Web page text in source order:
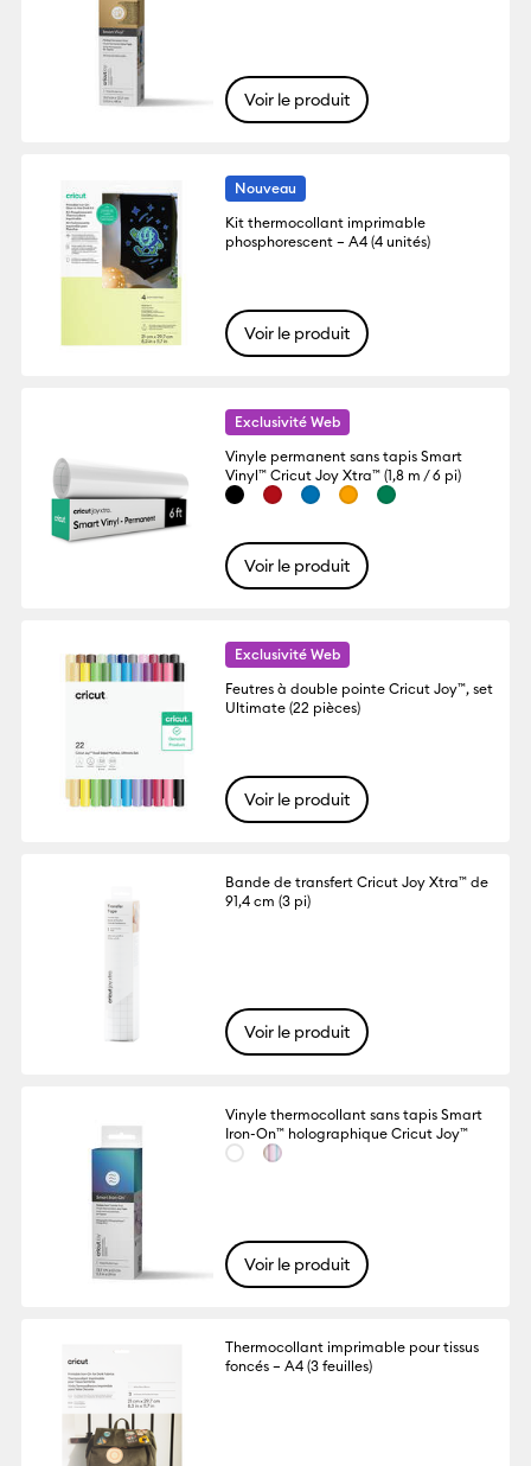
Voir le produit
Nouveau
Kit thermocollant imprimable
phosphorescent – A4 (4 unités)
Voir le produit
Exclusivité Web
Vinyle permanent sans tapis Smart
Vinyl™ Cricut Joy Xtra™ (1,8 m / 6 pi)
Voir le produit
Exclusivité Web
Feutres à double pointe Cricut Joy™, set
Ultimate (22 pièces)
Voir le produit
Bande de transfert Cricut Joy Xtra™ de
91,4 cm (3 pi)
Voir le produit
Vinyle thermocollant sans tapis Smart
Iron-On™ holographique Cricut Joy™
Voir le produit
Thermocollant imprimable pour tissus
foncés – A4 (3 feuilles)